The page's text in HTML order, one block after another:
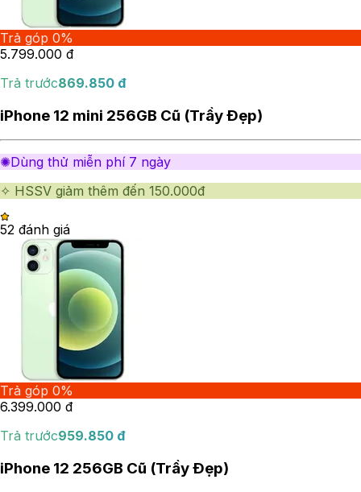
Trả góp 0%
5.799.000 đ
Trả trước869.850 đ
iPhone 12 mini 256GB Cũ (Trầy Đẹp)
✺Dùng thử miễn phí 7 ngày
✧ HSSV giảm thêm đến 150.000đ
52 đánh giá
Trả góp 0%
6.399.000 đ
Trả trước959.850 đ
iPhone 12 256GB Cũ (Trầy Đẹp)